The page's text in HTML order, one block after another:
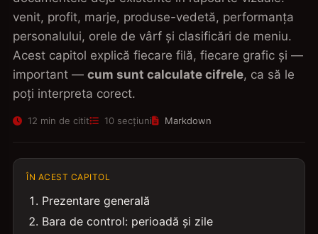
venit, profit, marje, produse-vedetă, performanța
personalului, orele de vârf și clasificări de meniu.
Acest capitol explică fiecare filă, fiecare grafic și —
important — cum sunt calculate cifrele, ca să le
poți interpreta corect.
12 min de citit 10 secțiuni Markdown
ÎN ACEST CAPITOL
Prezentare generală
Bara de control: perioadă și zile